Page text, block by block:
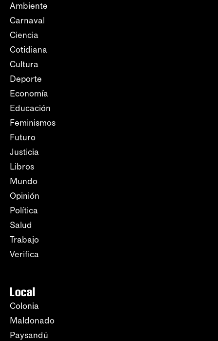
Ambiente
Carnaval
Ciencia
Cotidiana
Cultura
Deporte
Economía
Educación
Feminismos
Futuro
Justicia
Libros
Mundo
Opinión
Política
Salud
Trabajo
Verifica
Local
Colonia
Maldonado
Paysandú